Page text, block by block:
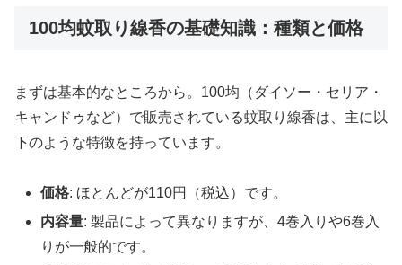
100均蚊取り線香の基礎知識：種類と価格
まずは基本的なところから。100均（ダイソー・セリア・
キャンドゥなど）で販売されている蚊取り線香は、主に以
下のような特徴を持っています。
価格: ほとんどが110円（税込）です。
内容量: 製品によって異なりますが、4巻入りや6巻入
りが一般的です。